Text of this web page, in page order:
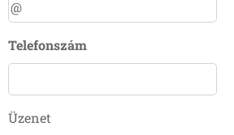
Telefonszám
Üzenet